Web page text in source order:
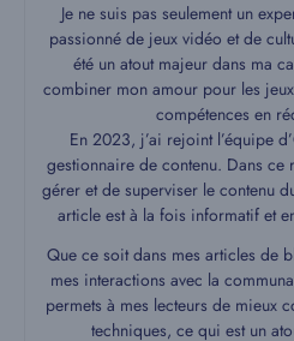
Je ne suis pas seulement un
passionné de jeux vidéo et de
été un atout majeur dans ma
combiner mon amour pour les
compétences en
En 2023, j’ai rejoint l’équipe
gestionnaire de contenu. Dans ce
gérer et de superviser le contenu
article est à la fois informatif et
Que ce soit dans mes articles de
mes interactions avec la
permets à mes lecteurs de mieux
techniques, ce qui est un